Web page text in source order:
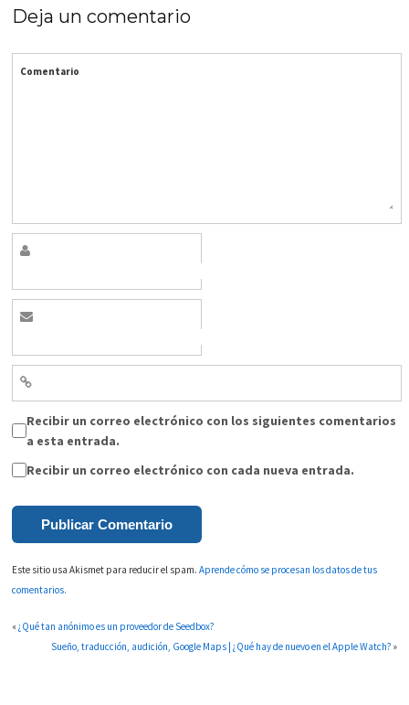
Deja un comentario
Comentario
Recibir un correo electrónico con los siguientes comentarios
a esta entrada.
Recibir un correo electrónico con cada nueva entrada.
Este sitio usa Akismet para reducir el spam.Aprende cómo se procesan los datos de tus
comentarios.
«¿Qué tan anónimo es un proveedor de Seedbox?
Sueño, traducción, audición, Google Maps | ¿Qué hay de nuevo en el Apple Watch? »